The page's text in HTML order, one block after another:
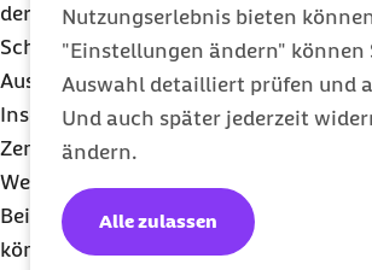
Nutzungserlebnis bieten
"Einstellungen ändern" können
Auswahl detailliert prüfen und
Und auch später jederzeit
ändern.
Alle zulassen
der Aufwendungen bei Krankheit (U1)
Schwangerschaft bzw. Mutterschaft (
Aushilfe an sowie eine Umlage für den
Insolvenz. Diese müssen Sie an die
Zentrale entrichten.
Weiterhin sind kurzfristige Minijobs zu
Bei der Erhebung derLohnsteuer für
können Sie zwischen der individuellen